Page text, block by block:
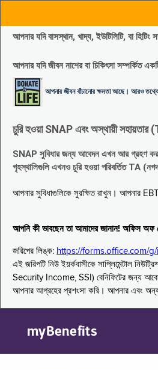
আপনার যদি বাসস্থান, খাদ্য, ইউটিলিটি, বা
আপনার যদি জীবন নাশের বা চিকিৎসা সম্পর্কিত
আপনার জীবন বাঁচানোর ক্ষমতা আছে। আরও
চুরি হওয়া SNAP এবং অস্থায়ী
SNAP সুবিধার জন্য আবেদন এখন আর গ্রহণ
গৃহস্থালিগুলি এখনও চুরি হওয়া পরিবর্তিত TA
আপনার সুবিধাগুলিকে সুরক্ষিত রাখুন। আপনার EBT
আপনি কী ভাবছেন তা আমাদের জানান! অফিস অফ
জরিপের লিঙ্ক: https://forms.office.com/
এই জরিপটি নিউ ইয়র্কবাসীকে সাপ্লিমেন্টাল
Security Income, SSI) বেনিফিটের জন্য আবেদন
আপনার আগ্রহের প্রশংসা করি। আপনার এবং
myBenefits